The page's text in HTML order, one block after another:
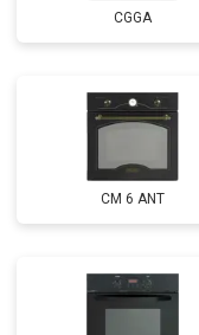
CGGA
CM 6 ANT